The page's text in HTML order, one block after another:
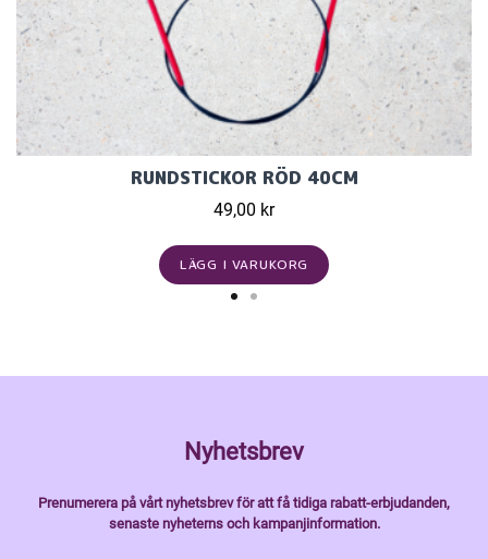
RUNDSTICKOR RÖD 40CM
49,00 kr
LÄGG I VARUKORG
Nyhetsbrev
Prenumerera på vårt nyhetsbrev för att få tidiga rabatt-erbjudanden,
senaste nyheterns och kampanjinformation.